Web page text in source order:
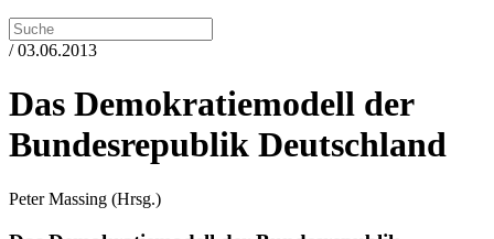
/ 03.06.2013
Das Demokratiemodell der
Bundesrepublik Deutschland
Peter Massing (Hrsg.)